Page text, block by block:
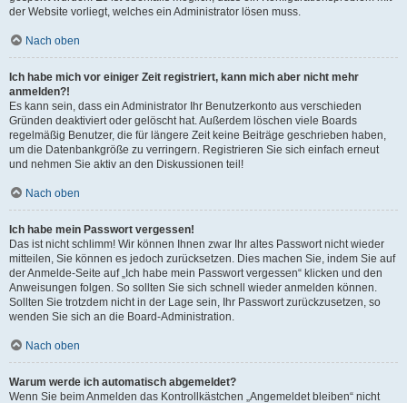
der Website vorliegt, welches ein Administrator lösen muss.
Nach oben
Ich habe mich vor einiger Zeit registriert, kann mich aber nicht mehr
anmelden?!
Es kann sein, dass ein Administrator Ihr Benutzerkonto aus verschieden
Gründen deaktiviert oder gelöscht hat. Außerdem löschen viele Boards
regelmäßig Benutzer, die für längere Zeit keine Beiträge geschrieben haben,
um die Datenbankgröße zu verringern. Registrieren Sie sich einfach erneut
und nehmen Sie aktiv an den Diskussionen teil!
Nach oben
Ich habe mein Passwort vergessen!
Das ist nicht schlimm! Wir können Ihnen zwar Ihr altes Passwort nicht wieder
mitteilen, Sie können es jedoch zurücksetzen. Dies machen Sie, indem Sie auf
der Anmelde-Seite auf „Ich habe mein Passwort vergessen“ klicken und den
Anweisungen folgen. So sollten Sie sich schnell wieder anmelden können.
Sollten Sie trotzdem nicht in der Lage sein, Ihr Passwort zurückzusetzen, so
wenden Sie sich an die Board-Administration.
Nach oben
Warum werde ich automatisch abgemeldet?
Wenn Sie beim Anmelden das Kontrollkästchen „Angemeldet bleiben“ nicht